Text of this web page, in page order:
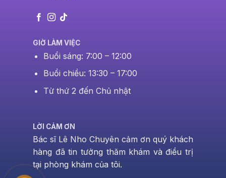
GIỜ LÀM VIỆC
Buổi sáng: 7:00 – 12:00
Buổi chiều: 13:30 – 17:00
Từ thứ 2 đến Chủ nhật
LỜI CẢM ƠN
Bác sĩ Lê Nho Chuyên cảm ơn quý khách
hàng đã tin tưởng thăm khám và điều trị
tại phòng khám của tôi.